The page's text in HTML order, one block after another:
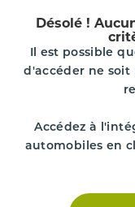
Désolé !
Il est possible
d'accéder ne
Accédez à
automobiles en